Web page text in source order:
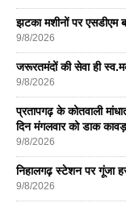
झटका मशीनों पर एसडीएम
9/8/2026
जरूरतमंदों की सेवा ही
9/8/2026
प्रतापगढ़ के कोतवाली
दिन मंगलवार को डाक
9/8/2026
निहालगढ़ स्टेशन पर गूंजा
9/8/2026